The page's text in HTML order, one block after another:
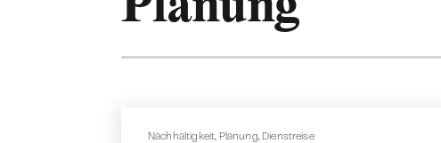
Nach­haltigkeit Planung Dienstreise